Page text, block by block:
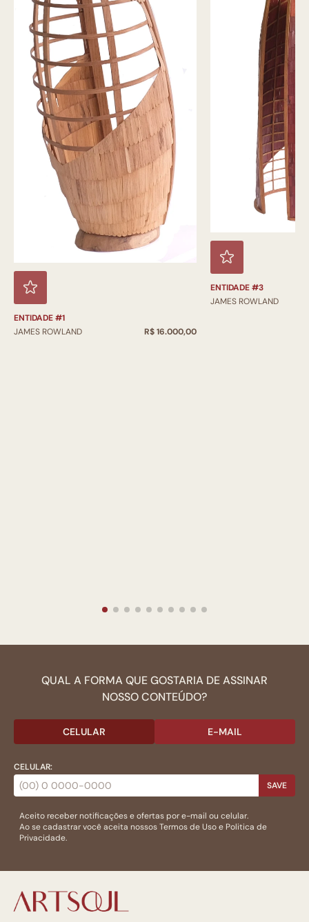
ENTIDADE #1
JAMES ROWLAND
R$ 16.000,00
ENTIDADE #3
JAMES ROWLAND
QUAL A FORMA QUE GOSTARIA DE ASSINAR
NOSSO CONTEÚDO?
CELULAR E-MAIL
CELULAR:
SAVE
Aceito receber notificações e ofertas por e-mail ou celular.
Ao se cadastrar você aceita nossosTermos de Usoe Politica de
Privacidade.